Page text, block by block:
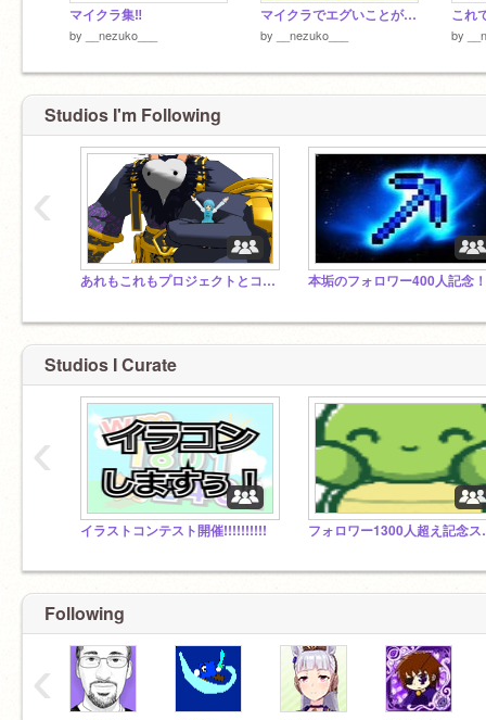
マイクラ集‼︎
by __nezuko___
マイクラでエグいことがぁ…
by __nezuko___
これ
by
Studios I'm Following
あれもこれもプロジェクトとコメントを入れまくるスタジオ
‹
Studios I Curate
イラストコンテスト開催!!!!!!!!!! フォロワー
‹
Following
‹